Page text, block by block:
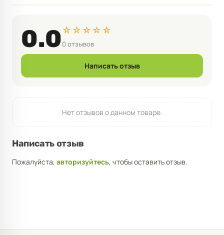
0.0☆☆☆☆☆
0 отзывов
Написать отзыв
Нет отзывов о данном товаре.
Написать отзыв
Пожалуйста, авторизуйтесь, чтобы оставить отзыв.